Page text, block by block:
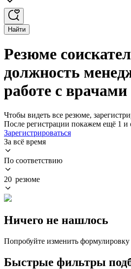
Найти
Резюме
должность
работе с
Чтобы видеть все резюме,
После регистрации покажем ещё 1 и
Зарегистрироваться
За всё время
По соответствию
20 резюме
Ничего не нашлось
Попробуйте изменить
Быстрые фильтры